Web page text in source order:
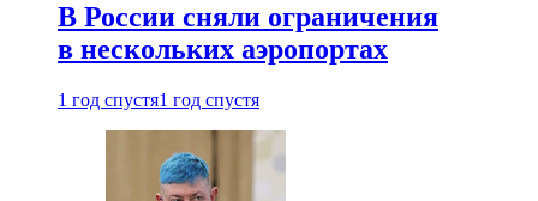
В России сняли ограничения
в нескольких аэропортах
1 год спустя1 год спустя